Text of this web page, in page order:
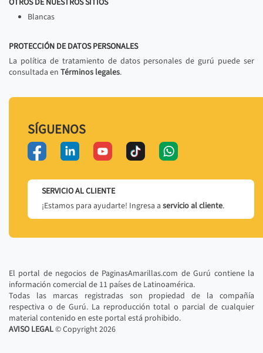
Blancas
PROTECCIÓN DE DATOS PERSONALES
La política de tratamiento de datos personales de gurú puede ser
consultada en Términos legales.
SÍGUENOS
SERVICIO AL CLIENTE
¡Estamos para ayudarte! Ingresa a servicio al cliente.
El portal de negocios de PaginasAmarillas.com de Gurú contiene la
información comercial de 11 países de Latinoamérica.
Todas las marcas registradas son propiedad de la compañía
respectiva o de Gurú. La reproducción total o parcial de cualquier
material contenido en este portal está prohibido.
AVISO LEGAL© Copyright2026